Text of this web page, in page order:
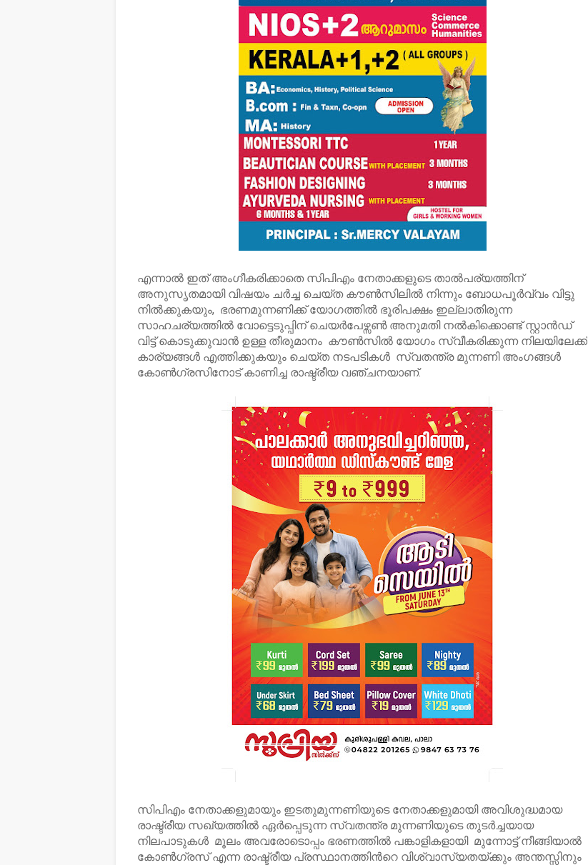
എന്നാൽ ഇത് അംഗീകരിക്കാതെ സിപിഎം നേതാക്കളുടെ താൽപര്യത്തിന്
അനുസൃതമായി വിഷയം ചർച്ച ചെയ്ത കൗൺസിലിൽ നിന്നും ബോധപൂർവ്വം വിട്ടു
നിൽക്കുകയും, ഭരണമുന്നണിക്ക് യോഗത്തിൽ ഭൂരിപക്ഷം ഇല്ലാതിരുന്ന
സാഹചര്യത്തിൽ വോട്ടെടുപ്പിന് ചെയർപേഴ്സൺ അനുമതി നൽകിക്കൊണ്ട് സ്റ്റാൻഡ്
വിട്ട് കൊടുക്കുവാൻ ഉള്ള തീരുമാനം കൗൺസിൽ യോഗം സ്വീകരിക്കുന്ന നിലയിലേക്ക്
കാര്യങ്ങൾ എത്തിക്കുകയും ചെയ്ത നടപടികൾ സ്വതന്ത്ര മുന്നണി അംഗങ്ങൾ
കോൺഗ്രസിനോട് കാണിച്ച രാഷ്ട്രീയ വഞ്ചനയാണ്.
സിപിഎം നേതാക്കളുമായും ഇടതുമുന്നണിയുടെ നേതാക്കളുമായി അവിശുദ്ധമായ
രാഷ്ട്രീയ സഖ്യത്തിൽ ഏർപ്പെടുന്ന സ്വതന്ത്ര മുന്നണിയുടെ തുടർച്ചയായ
നിലപാടുകൾ മൂലം അവരോടൊപ്പം ഭരണത്തിൽ പങ്കാളികളായി മുന്നോട്ട് നീങ്ങിയാൽ
കോൺഗ്രസ് എന്ന രാഷ്ട്രീയ പ്രസ്ഥാനത്തിൻറെ വിശ്വാസ്യതയ്ക്കും അന്തസ്സിനും